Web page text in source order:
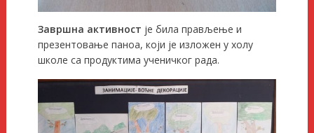
Завршна активност је била прављење и
презентовање паноа, који је изложен у холу
школе са продуктима ученичког рада.